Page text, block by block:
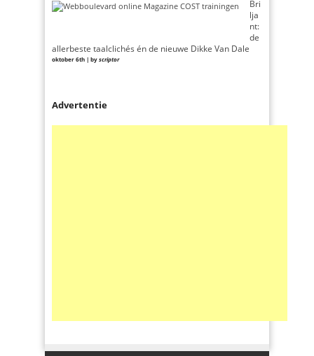
Bri
lja
nt:
de
allerbeste taalclichés én de nieuwe Dikke Van Dale
oktober 6th | byscriptor
Advertentie